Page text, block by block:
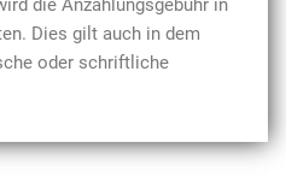
die Anzahlungsgebühr in
Dies gilt auch in dem
oder schriftliche